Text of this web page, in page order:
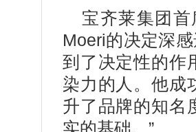
宝齐莱集团首
Moeri的决定深
到了决定性的作
染力的人。他成
升了品牌的知名
实的基础。”